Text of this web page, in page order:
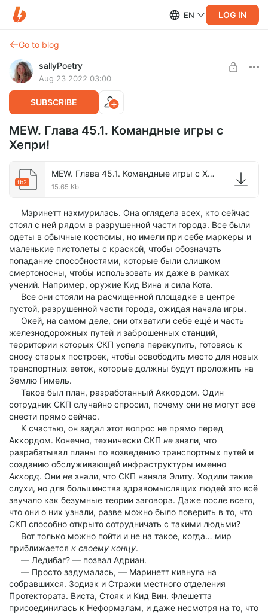
EN LOG IN
Go to blog
sallyPoetry
Aug 23 2022 03:00
SUBSCRIBE
MEW. Глава 45.1. Командные игры с
Хепри!
fb2
MEW. Глава 45.1. Командные игры с Хепри!.fb2
15.65 Kb
Маринетт нахмурилась. Она оглядела всех, кто сейчас
стоял с ней рядом в разрушенной части города. Все были
одеты в обычные костюмы, но имели при себе маркеры и
маленькие пистолеты с краской, чтобы обозначать
попадание способностями, которые были слишком
смертоносны, чтобы использовать их даже в рамках
учений. Например, оружие Кид Вина и сила Кота.
Все они стояли на расчищенной площадке в центре
пустой, разрушенной части города, ожидая начала игры.
Окей, на самом деле, они отхватили себе ещё и часть
железнодорожных путей и заброшенных станций,
территории которых СКП успела перекупить, готовясь к
сносу старых построек, чтобы освободить место для новых
транспортных веток, которые должны будут проложить на
Землю Гимель.
Таков был план, разработанный Аккордом. Один
сотрудник СКП случайно спросил, почему они не могут всё
снести прямо сейчас.
К счастью, он задал этот вопрос не прямо перед
Аккордом. Конечно, технически СКП не знали, что
разрабатывал планы по возведению транспортных путей и
созданию обслуживающей инфраструктуры именно
Аккорд. Они не знали, что СКП наняла Элиту. Ходили такие
слухи, но для большинства здравомыслящих людей это всё
звучало как безумные теории заговора. Даже после всего,
что они о них узнали, разве можно было поверить в то, что
СКП способно открыто сотрудничать с такими людьми?
Вот только можно пойти и не на такое, когда… мир
приближается к своему концу.
— Ледибаг? — позвал Адриан.
— Просто задумалась, — Маринетт кивнула на
собравшихся. Зодиак и Стражи местного отделения
Протектората. Виста, Стояк и Кид Вин. Флешетта
присоединилась к Неформалам, и даже несмотря на то, что